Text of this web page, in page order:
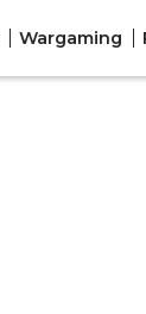
Wargaming